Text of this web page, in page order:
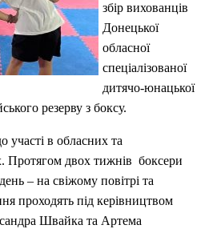
збір вихованців
Донецької
обласної
спеціалізованої
дитячо-юнацької
резерву з боксу.
участі в обласних та
Протягом двох тижнів боксери
– на свіжому повітрі та
проходять під керівництвом
Швайка та Артема